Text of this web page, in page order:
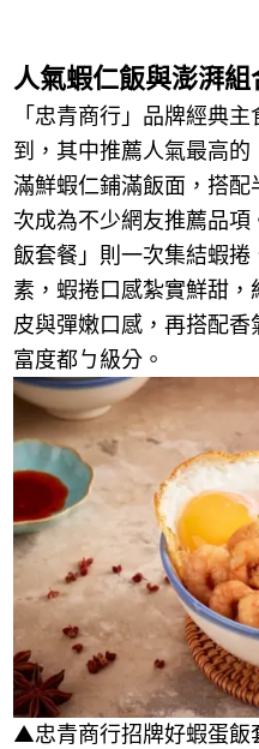
人氣蝦仁飯與澎湃
「忠青商行」品牌經典
到，其中推薦人氣最高
滿鮮蝦仁鋪滿飯面，搭
次成為不少網友推薦品
飯套餐」則一次集結蝦
素，蝦捲口感紮實鮮甜
皮與彈嫩口感，再搭配
富度都ㄅ級分。
▲忠青商行招牌好蝦蛋飯